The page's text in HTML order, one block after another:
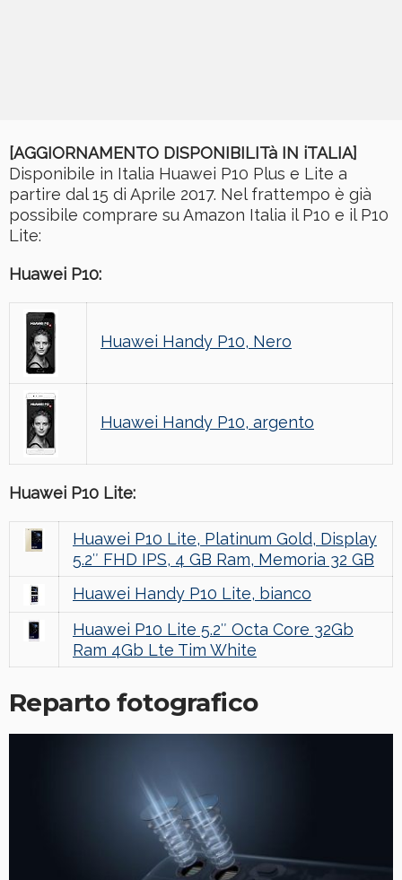
[AGGIORNAMENTO DISPONIBILITà IN iTALIA]
Disponibile in Italia Huawei P10 Plus e Lite a
partire dal 15 di Aprile 2017. Nel frattempo è già
possibile comprare su Amazon Italia il P10 e il P10
Lite:
Huawei P10:
Huawei Handy P10, Nero
Huawei Handy P10, argento
Huawei P10 Lite:
Huawei P10 Lite, Platinum Gold, Display
5.2″ FHD IPS, 4 GB Ram, Memoria 32 GB
Huawei Handy P10 Lite, bianco
Huawei P10 Lite 5.2″ Octa Core 32Gb
Ram 4Gb Lte Tim White
Reparto fotografico